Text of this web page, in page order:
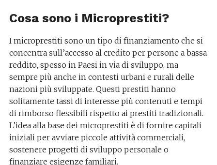
Cosa sono i Microprestiti?
I microprestiti sono un tipo di finanziamento che si
concentra sull’accesso al credito per persone a bassa
reddito, spesso in Paesi in via di sviluppo, ma
sempre più anche in contesti urbani e rurali delle
nazioni più sviluppate. Questi prestiti hanno
solitamente tassi di interesse più contenuti e tempi
di rimborso flessibili rispetto ai prestiti tradizionali.
L’idea alla base dei microprestiti è di fornire capitali
iniziali per avviare piccole attività commerciali,
sostenere progetti di sviluppo personale o
finanziare esigenze familiari.